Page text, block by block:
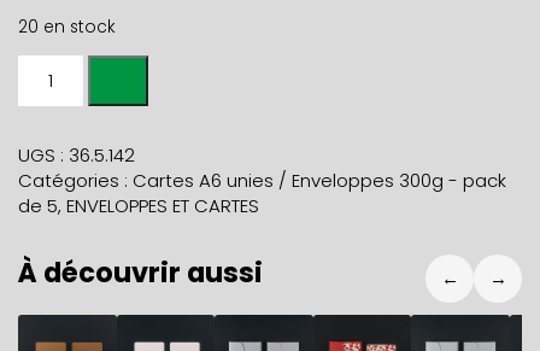
20 en stock
5
CARTES
A6
Pêche
UGS : 36.5.142
Catégories : Cartes A6 unies / Enveloppes 300g - pack
de 5, ENVELOPPES ET CARTES
À découvrir aussi
4,90€ 4,90€ 10,80€ 9,40 10,80€
← →